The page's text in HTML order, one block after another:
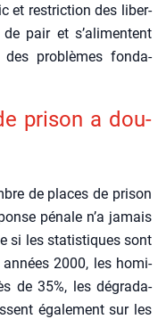
et res­tric­tion des liber­
pair et s’alimentent
des pro­blèmes fon­da­
pri­son a dou­
de places de pri­son
pénale n’a jamais
si les sta­tis­tiques sont
2000, les homi­
de 35%, les dégra­da­
éga­le­ment sur les